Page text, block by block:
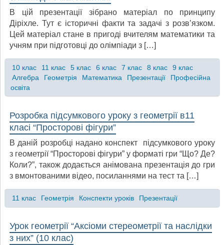
В цій презентації зібрано матеріал по принципу
Діріхле. Тут є історичні факти та задачі з розв’язком.
Цей матеріал стане в пригоді вчителям математики та
учням при підготовці до олімпіади з […]
10 клас 11 клас 5 клас 6 клас 7 клас 8 клас
9 клас
Алгебра
Геометрія Математика Презентації
Професійна
освіта
Розробка підсумкового уроку з геометрії в11
класі “Просторові фігури”
В даній розробці надано конспект підсумкового уроку
з геометрії “Просторові фігури” у форматі гри “Що? Де?
Коли?”, також додається анімована презентація до гри
з вмонтованими відео, посиланнями на тест та […]
11 клас Геометрія Конспекти уроків Презентації
Урок геометрії “Аксіоми стереометрії та наслідки
з них” (10 клас)